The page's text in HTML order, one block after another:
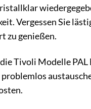
Vergessen Sie
zu genießen.
Tivoli Modelle